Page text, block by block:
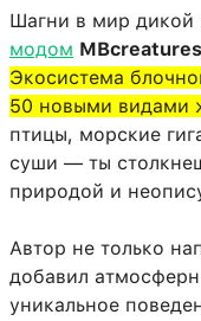
Шагни в мир дикой
модом
Экосистема
50 новыми видами
птицы, морские
суши — ты
природой и
Автор не только
добавил
уникальное